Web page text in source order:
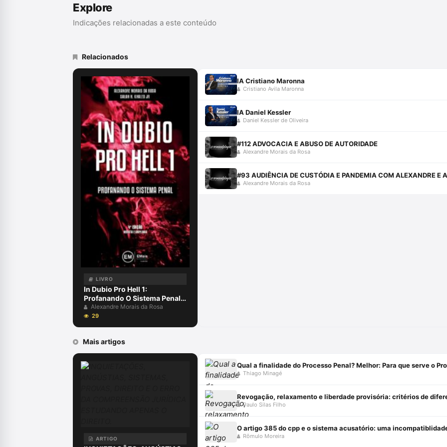
Explore
Indicações relacionadas a este conteúdo
Relacionados
LIVRO
In Dubio Pro Hell 1:
Profanando O Sistema Penal
Capa comum 10 julho 2020
Alexandre Morais da Rosa
29
IA Cristiano Maronna
Cristiano Avila Maronna
IA Daniel Kessler
Daniel Kessler de Oliveira
#112 ADVOCACIA E ABUSO DE AUTORIDADE
Alexandre Morais da Rosa
#93 AUDIÊNCIA DE CUSTÓDIA E PANDEMIA COM ALEXANDRE E
Alexandre Morais da Rosa
Mais artigos
ARTIGO
Qual a finalidade do Processo Penal? Melhor: Para que serve o
Thiago Minagé
Paulo Silas Filho
O artigo 385 do cpp e o sistema acusatório: uma
Rômulo Moreira